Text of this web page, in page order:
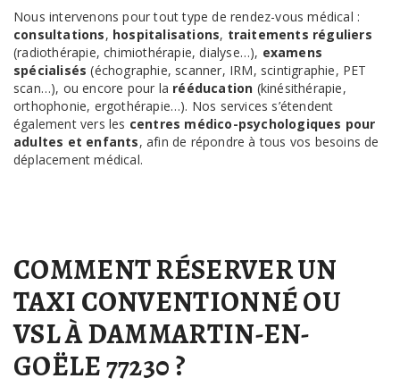
Nous intervenons pour tout type de rendez-vous médical :
consultations, hospitalisations, traitements réguliers
(radiothérapie, chimiothérapie, dialyse…), examens
spécialisés (échographie, scanner, IRM, scintigraphie, PET
scan…), ou encore pour la rééducation (kinésithérapie,
orthophonie, ergothérapie…). Nos services s’étendent
également vers les centres médico-psychologiques pour
adultes et enfants, afin de répondre à tous vos besoins de
déplacement médical.
COMMENT RÉSERVER UN
TAXI CONVENTIONNÉ OU
VSL À DAMMARTIN-EN-
GOËLE 77230 ?